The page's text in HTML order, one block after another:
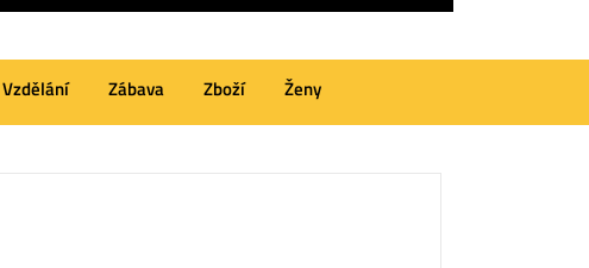
Vzdělání Zábava Zboží Ženy